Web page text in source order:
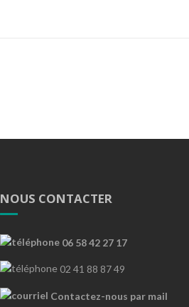
NOUS CONTACTER
06 58 42 27 17
02 41 88 87 49
Contactez-nous par mail